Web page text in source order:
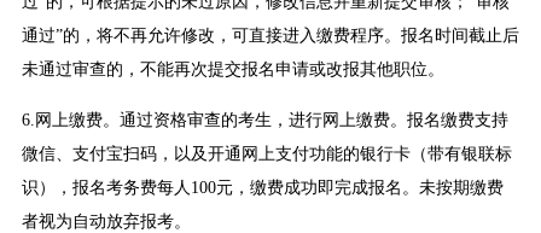
通过”的，将不再允许修改，可直接进入缴费程序。报名时间截止后
未通过审查的，不能再次提交报名申请或改报其他职位。
6.网上缴费。通过资格审查的考生，进行网上缴费。报名缴费支持
微信、支付宝扫码，以及开通网上支付功能的银行卡（带有银联标
识），报名考务费每人100元，缴费成功即完成报名。未按期缴费
者视为自动放弃报考。